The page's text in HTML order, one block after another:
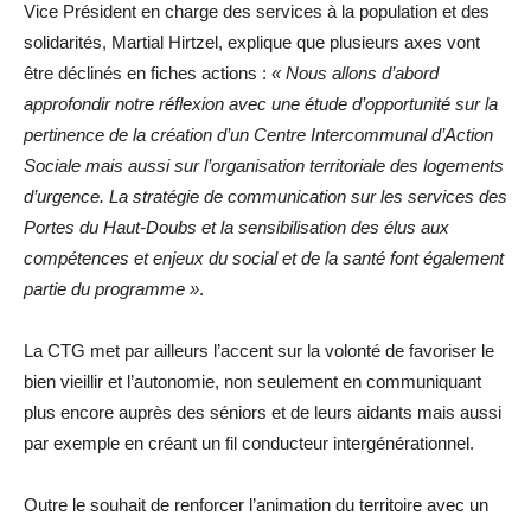
Vice Président en charge des services à la population et des
solidarités, Martial Hirtzel, explique que plusieurs axes vont
être déclinés en fiches actions : « Nous allons d’abord
approfondir notre réflexion avec une étude d’opportunité sur la
pertinence de la création d’un Centre Intercommunal d’Action
Sociale mais aussi sur l’organisation territoriale des logements
d’urgence. La stratégie de communication sur les services des
Portes du Haut-Doubs et la sensibilisation des élus aux
compétences et enjeux du social et de la santé font également
partie du programme ».
La CTG met par ailleurs l’accent sur la volonté de favoriser le
bien vieillir et l’autonomie, non seulement en communiquant
plus encore auprès des séniors et de leurs aidants mais aussi
par exemple en créant un fil conducteur intergénérationnel.
Outre le souhait de renforcer l’animation du territoire avec un